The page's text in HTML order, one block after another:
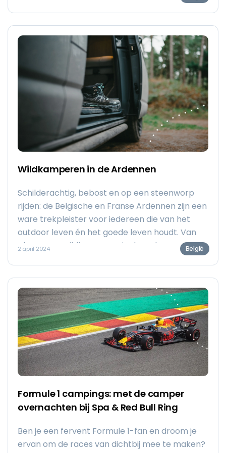
goed in de stemming voor de meest sfeervolle
Wildkamperen in de Ardennen
Schilderachtig, bebost en op een steenworp
rijden: de Belgische en Franse Ardennen zijn een
ware trekpleister voor iedereen die van het
outdoor leven én het goede leven houdt. Van
plan om te wildkamperen in de Ardennen? Dan
2 april 2024 België
Formule 1 campings: met de camper
overnachten bij Spa & Red Bull Ring
Ben je een fervent Formule 1-fan en droom je
ervan om de races van dichtbij mee te maken?